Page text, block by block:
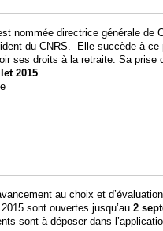
nommée directrice générale de
du CNRS. Elle succède à ce
ses droits à la retraite. Sa prise
2015.
au choix et d’évaluation
sont ouvertes jusqu’au 2
sont à déposer dans